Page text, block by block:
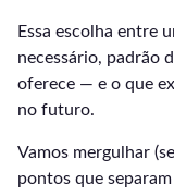
Essa escolha entre
necessário, padrão
oferece — e o que
no futuro.
Vamos mergulhar
pontos que